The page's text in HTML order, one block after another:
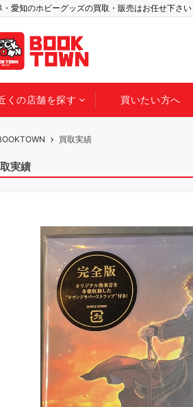
・愛知のホビーグッズの買取・販売はお任せ下さい
くの店舗を探す 買いたい方へ
買取実績
実績